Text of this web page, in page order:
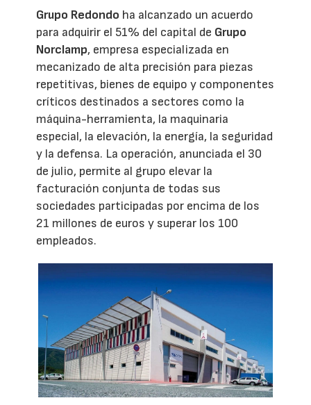
Grupo Redondo ha alcanzado un acuerdo
para adquirir el 51% del capital de Grupo
Norclamp, empresa especializada en
mecanizado de alta precisión para piezas
repetitivas, bienes de equipo y componentes
críticos destinados a sectores como la
máquina-herramienta, la maquinaria
especial, la elevación, la energía, la seguridad
y la defensa. La operación, anunciada el 30
de julio, permite al grupo elevar la
facturación conjunta de todas sus
sociedades participadas por encima de los
21 millones de euros y superar los 100
empleados.